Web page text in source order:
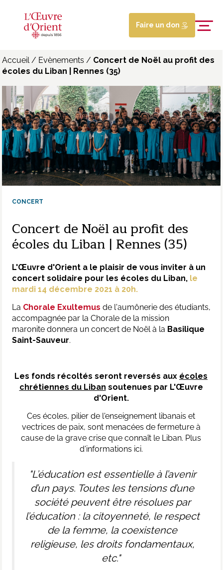
Faire un don
Accueil/ Evènements / Concert de Noël au profit des
écoles du Liban | Rennes (35)
CONCERT
Concert de Noël au profit des
écoles du Liban | Rennes (35)
L'Œuvre d'Orient a le plaisir de vous inviter à un
concert solidaire pour les écoles du Liban, le
mardi 14 décembre 2021 à 20h.
La Chorale Exultemus de l'aumônerie des étudiants,
accompagnée par la Chorale de la mission
maronite donnera un concert de Noël à la Basilique
Saint-Sauveur.
Les fonds récoltés seront reversés aux écoles
chrétiennes du Liban soutenues par L'Œuvre
d'Orient.
Ces écoles, pilier de l'enseignement libanais et
vectrices de paix, sont menacées de fermeture à
cause de la grave crise que connaît le Liban. Plus
d'informations ici.
"L’éducation est essentielle à l’avenir
d’un pays. Toutes les tensions d’une
société peuvent être résolues par
l’éducation : la citoyenneté, le respect
de la femme, la coexistence
religieuse, les droits fondamentaux,
etc."